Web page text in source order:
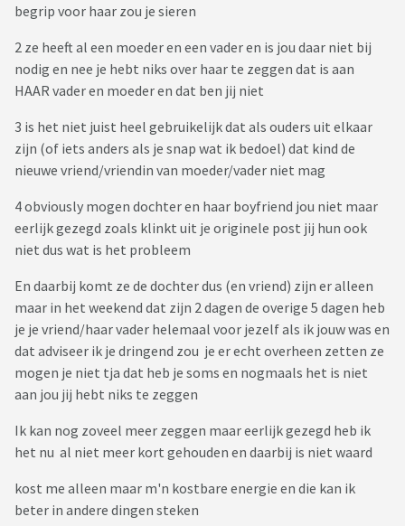
Vice versa, koopt hij niets voor ons, hij komt steeds met lege
Ook koop ik altijd een mooi duur cadeau voor Sofie,
omgekeerd krijg ik van haar telkens iets van amper 10euro,
terwijl ze voor haar vader en haar vriend cadeau's van rond de
100euro koopt. Geeft mij het gevoel van de dienster te zijn
die ook een kleinigheidje heeft gehad.
Wat ze ook al gedaan heeft is mijn spulletjes in de badkamer
daarover aansprak, haar vroeg waarom ze mijn spullen uit de
badkamer had weggenomen, dan antwoordde ze : zomaar , ik
verveelde mij......
geven, mij aan het uitsluiten in alles.
Het maakt mij zo verdrietig en ik sta machteloos hiertegen.
Want het ergerlijke hieraan is , dat mijn partner, meestal
niet aanwezig is als ze mij denigrerend aanspreekt of dingen
uitsteekt.
Mijn verjaardag vergeet ze ook telkens , maar van mij
verwacht ze een mooi cadeau voor haar verjaardag.
Ik krijg ook geen gehoor of steun bij mijn partner, het is zijn
Ik weet zeker dat hij enkel zo reageert omdat hij het niet wil
inzien, hij zegt mij ook dat hij het niet wil weten....
begrip voor haar zou je sieren
2 ze heeft al een moeder en een vader en is jou daar niet bij
nodig en nee je hebt niks over haar te zeggen dat is aan
HAAR vader en moeder en dat ben jij niet
3 is het niet juist heel gebruikelijk dat als ouders uit elkaar
zijn (of iets anders als je snap wat ik bedoel) dat kind de
nieuwe vriend/vriendin van moeder/vader niet mag
4 obviously mogen dochter en haar boyfriend jou niet maar
eerlijk gezegd zoals klinkt uit je originele post jij hun ook
niet dus wat is het probleem
En daarbij komt ze de dochter dus (en vriend) zijn er alleen
maar in het weekend dat zijn 2 dagen de overige 5 dagen heb
je je vriend/haar vader helemaal voor jezelf als ik jouw was en
dat adviseer ik je dringend zou je er echt overheen zetten ze
mogen je niet tja dat heb je soms en nogmaals het is niet
aan jou jij hebt niks te zeggen
Ik kan nog zoveel meer zeggen maar eerlijk gezegd heb ik
het nu al niet meer kort gehouden en daarbij is niet waard
kost me alleen maar m'n kostbare energie en die kan ik
beter in andere dingen steken